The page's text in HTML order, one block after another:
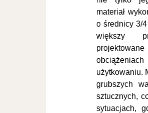
materiał
o średnicy 3/
większy
użytkowaniu.
grubszych
sztucznych,
sytuacjach,